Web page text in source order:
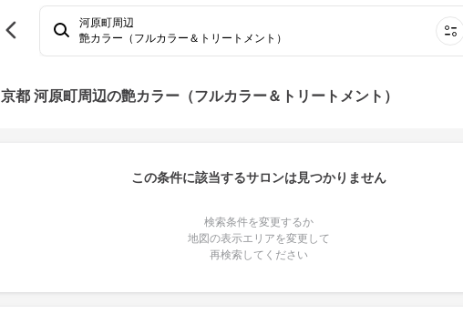
河原町周辺
艶カラー（フルカラー＆トリートメント）
京都 河原町周辺の艶カラー（フルカラー＆トリートメント）
この条件に該当するサロンは見つかりません
検索条件を変更するか
地図の表示エリアを変更して
再検索してください